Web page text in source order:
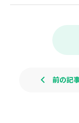
a
e
k
前の記